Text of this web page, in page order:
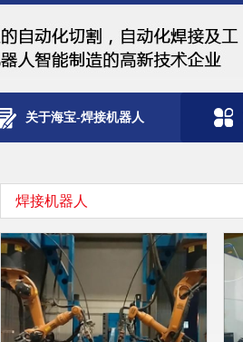
关于海宝-焊接机器人
焊接机器人